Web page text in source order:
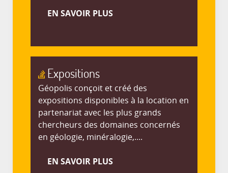
EN SAVOIR PLUS
Expositions
Géopolis conçoit et créé des
expositions disponibles à la location en
partenariat avec les plus grands
chercheurs des domaines concernés
en géologie, minéralogie,....
EN SAVOIR PLUS